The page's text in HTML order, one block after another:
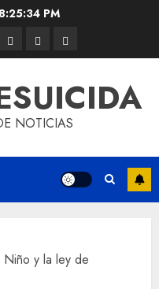
8:25:34 PM
NOTICIAS
y la ley de